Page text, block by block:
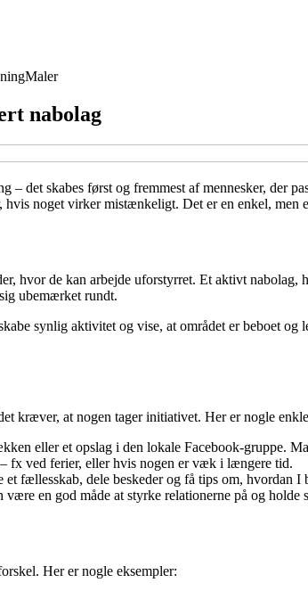
Maler
nabolag
– det skabes først og fremmest af mennesker, der
hvis noget virker mistænkeligt. Det er en enkel,
hvor de kan arbejde uforstyrret. Et aktivt
ubemærket rundt.
synlig aktivitet og vise, at området er beboet
kræver, at nogen tager initiativet. Her er nogle
eller et opslag i den lokale Facebook-gruppe.
fx ved ferier, eller hvis nogen er væk i længere tid.
et fællesskab, dele beskeder og få tips om, hvordan I
en god måde at styrke relationerne på og holde
Her er nogle eksempler: